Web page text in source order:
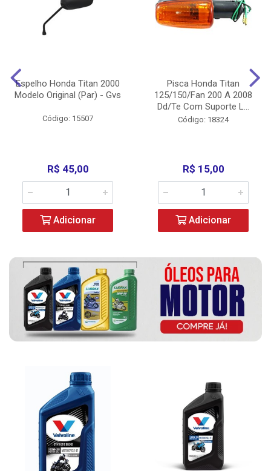
Espelho Honda Titan 2000
Modelo Original (Par) - Gvs
Código: 15507
R$ 45,00
Adicionar
Pisca Honda Titan
125/150/Fan 200 A 2008
Dd/Te Com Suporte L...
Código: 18324
R$ 15,00
Adicionar